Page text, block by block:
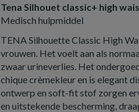
Tena Silhouet classic+ high
Medisch hulpmiddel
TENA Silhouette Classic High
vrouwen. Het voelt aan als
zwaar urineverlies. Het
chique crèmekleur en is elegant
ontwerp en soft-fit stof zorgen
en uitstekende bescherming,